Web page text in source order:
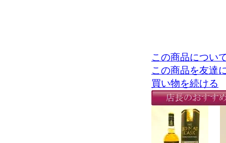
この商品につい
この商品を友達
買い物を続ける